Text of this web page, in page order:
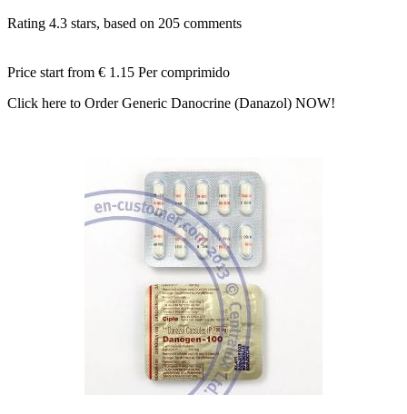
Rating 4.3 stars, based on 205 comments
Price start from € 1.15 Per comprimido
Click here to Order Generic Danocrine (Danazol) NOW!